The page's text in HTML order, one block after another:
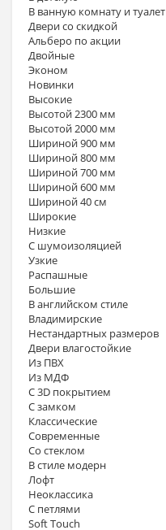
В ванную комнату и туалет
Двери со скидкой
Альберо по акции
Двойные
Эконом
Новинки
Высокие
Высотой 2300 мм
Высотой 2000 мм
Шириной 900 мм
Шириной 800 мм
Шириной 700 мм
Шириной 600 мм
Шириной 40 см
Широкие
Низкие
С шумоизоляцией
Узкие
Распашные
Большие
В английском стиле
Владимирские
Нестандартных размеров
Двери влагостойкие
Из ПВХ
Из МДФ
С 3D покрытием
С замком
Классические
Современные
Со стеклом
В стиле модерн
Лофт
Неоклассика
С петлями
Soft Touch